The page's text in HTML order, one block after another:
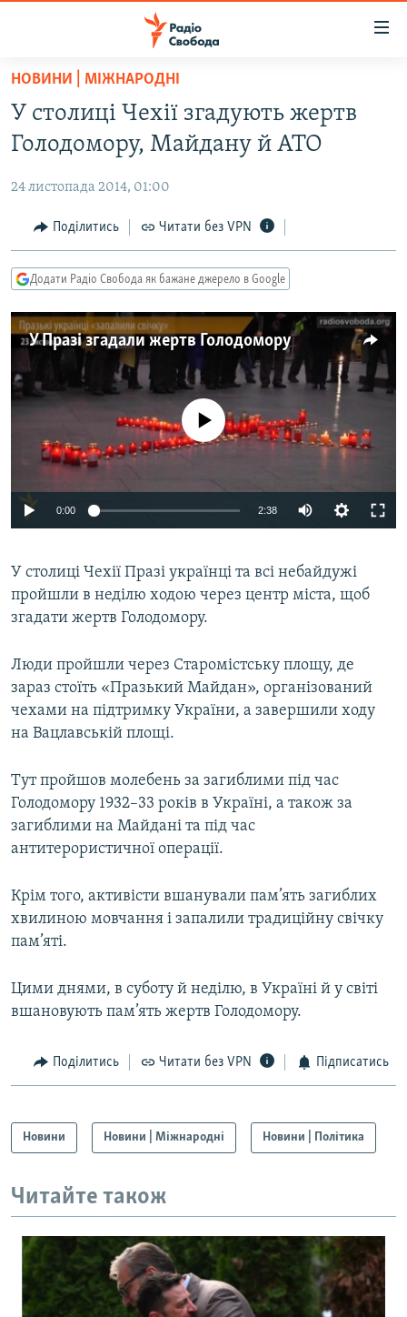
Перейти
основного
матеріалу
до
навігації
Перейти
до
ВСЕ ЗА ДОБУ
ПОЛІТИКА
ЕКОНОМІКА
КУЛЬТУРА
СПОРТ
УКРАЇНА
СВІТ
ВІЙНА
РОСІЙСЬКА «ФІЛЬТРАЦІЯ»
КРИМ.РЕАЛІЇ
ТИ ЯК?
СХЕМИ
КИТАЙ.ВИКЛИКИ
МУЛЬТИМЕДІА
ФОТО
СПЕЦПРОЄКТИ
ПОДКАСТИ
КРИМ РЕАЛІЇ
РУС
УКР
КТАТ
ДОЛУЧАЙСЯ!
Усі сайти RFE/RL
НОВИНИ | МІЖНАРОДНІ
У столиці Чехії згадують жертв
Голодомору, Майдану й АТО
24 листопада 2014, 01:00
Поділитись Читати без VPN
Додати Радіо Свобода як бажане джерело в Google
У Празі згадали жертв Голодомору
No media source currently available
0:00 2:38
У столиці Чехії Празі українці та всі небайдужі
пройшли в неділю ходою через центр міста, щоб
згадати жертв Голодомору.
Люди пройшли через Старомістську площу, де
зараз стоїть «Празький Майдан», організований
чехами на підтримку України, а завершили ходу
на Вацлавській площі.
Тут пройшов молебень за загиблими під час
Голодомору 1932–33 років в Україні, а також за
загиблими на Майдані та під час
антитерористичної операції.
Крім того, активісти вшанували пам’ять загиблих
хвилиною мовчання і запалили традиційну свічку
пам’яті.
Цими днями, в суботу й неділю, в Україні й у світі
вшановують пам’ять жертв Голодомору.
Поділитись Читати без VPN Підписатись
Новини Новини | Міжнародні Новини | Політика
Читайте також